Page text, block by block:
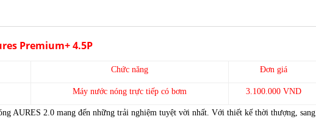
Premium+ 4.5P
Chức năng Đơn giá
Máy nước nóng trực tiếp có bơm 3.100.000 VND
AURES 2.0 mang đến những trải nghiệm tuyệt vời nhất. Với thiết kế thời thượng, sang